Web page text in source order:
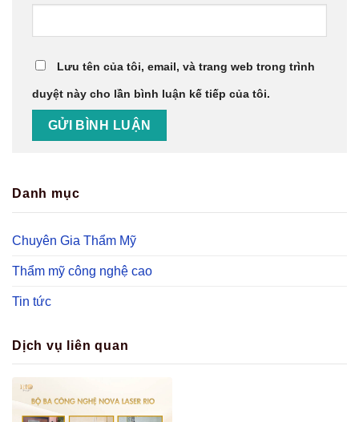
Lưu tên của tôi, email, và trang web trong trình
duyệt này cho lần bình luận kế tiếp của tôi.
Danh mục
Chuyên Gia Thẩm Mỹ
Thẩm mỹ công nghệ cao
Tin tức
Dịch vụ liên quan